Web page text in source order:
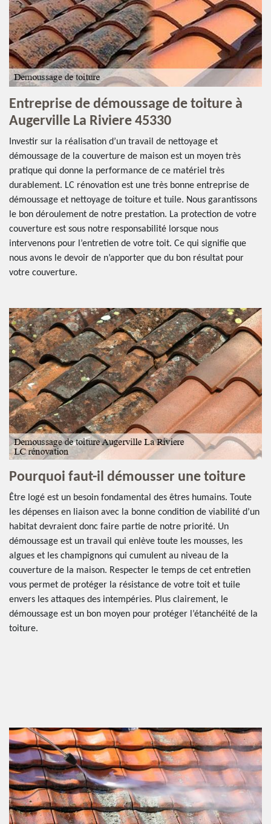
Entreprise de démoussage de toiture à
Augerville La Riviere 45330
Investir sur la réalisation d’un travail de nettoyage et
démoussage de la couverture de maison est un moyen très
pratique qui donne la performance de ce matériel très
durablement. LC rénovation est une très bonne entreprise de
démoussage et nettoyage de toiture et tuile. Nous garantissons
le bon déroulement de notre prestation. La protection de votre
couverture est sous notre responsabilité lorsque nous
intervenons pour l’entretien de votre toit. Ce qui signifie que
nous avons le devoir de n’apporter que du bon résultat pour
votre couverture.
Pourquoi faut-il démousser une toiture
Être logé est un besoin fondamental des êtres humains. Toute
les dépenses en liaison avec la bonne condition de viabilité d’un
habitat devraient donc faire partie de notre priorité. Un
démoussage est un travail qui enlève toute les mousses, les
algues et les champignons qui cumulent au niveau de la
couverture de la maison. Respecter le temps de cet entretien
vous permet de protéger la résistance de votre toit et tuile
envers les attaques des intempéries. Plus clairement, le
démoussage est un bon moyen pour protéger l’étanchéité de la
toiture.